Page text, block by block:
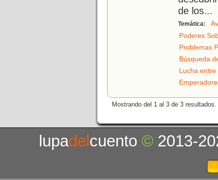
de los...
Temática:
Poderes
Problemas
Búsqueda
Lucha entre
Mostrando del 1 al 3 de 3 resultados.
lupadelcuento© 2013-